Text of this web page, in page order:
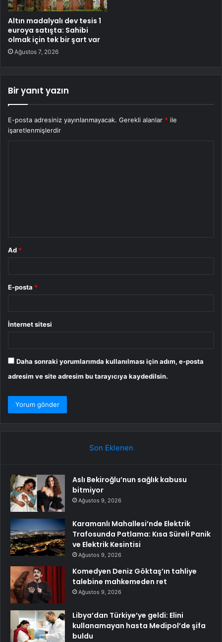
Altın madalyalı dev tesis 1
euroya satışta: Sahibi
olmak için tek bir şart var
Ağustos 7, 2026
Bir yanıt yazın
E-posta adresiniz yayınlanmayacak. Gerekli alanlar * ile
işaretlenmişlerdir
Ad *
E-posta *
İnternet sitesi
Daha sonraki yorumlarımda kullanılması için adım, e-posta
adresim ve site adresim bu tarayıcıya kaydedilsin.
Son Eklenen
Aslı Bekiroğlu’nun sağlık kabusu
bitmiyor
Ağustos 9, 2026
Karamanlı Mahallesi’nde Elektrik
Trafosunda Patlama: Kısa Süreli Panik
ve Elektrik Kesintisi
Ağustos 9, 2026
Komedyen Deniz Göktaş’ın tahliye
talebine mahkemeden ret
Ağustos 9, 2026
Libya’dan Türkiye’ye geldi: Elini
kullanamayan hasta Medipol’de şifa
buldu